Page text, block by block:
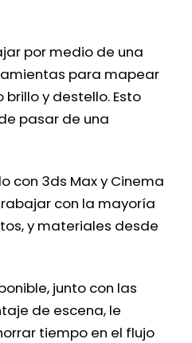
por medio de una
para mapear
y destello. Esto
pasar de una
con 3ds Max y Cinema
con la mayoría
y materiales desde
junto con las
de escena, le
tiempo en el flujo